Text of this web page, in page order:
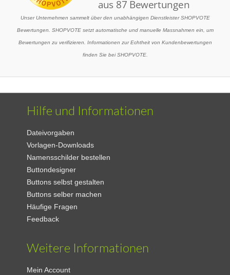
Unser Unternehmen sammelt über den unabhängigen Dienstleister SHOPVOTE
Bewertungen. SHOPVOTE setzt automatische und manuelle Massnahmen ein, um
Bewertungen zu verifizieren. Informationen zur Echtheit von Kundenbewertungen
finden Sie bei SHOPVOTE.
Hilfe und Informationen
Dateivorgaben
Vorlagen-Downloads
Namensschilder bestellen
Buttondesigner
Buttons selbst gestalten
Buttons selber machen
Häufige Fragen
Feedback
Weitere Informationen
Mein Account